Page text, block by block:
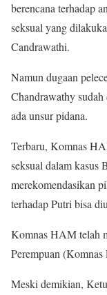
berencana terhadap
seksual yang
Candrawathi.
Namun dugaan
Chandrawathy
ada unsur pidana.
Terbaru, Komnas
seksual dalam
merekomendasikan
terhadap Putri bisa
Komnas HAM telah
Perempuan (Komnas
Meski demikian,